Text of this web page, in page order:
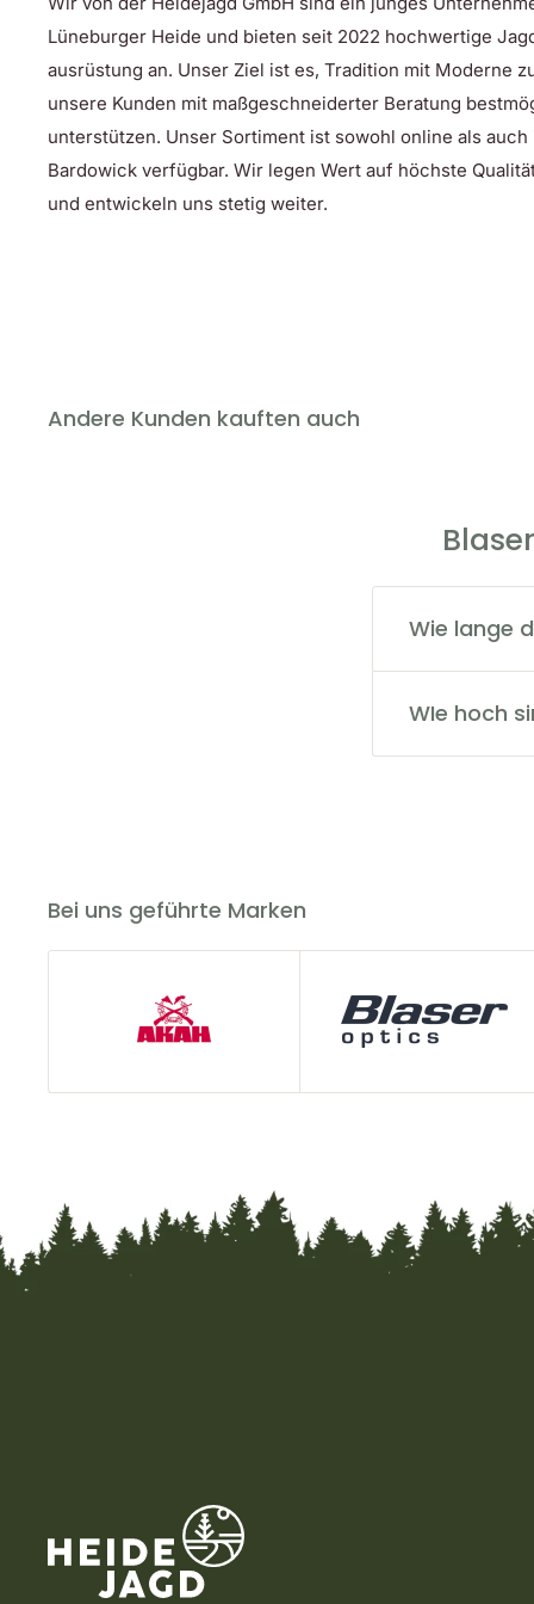
Lüneburger Heide und bieten seit 2022 hochwertige
ausrüstung an. Unser Ziel ist es, Tradition mit Moderne
unsere Kunden mit maßgeschneiderter Beratung
unterstützen. Unser Sortiment ist sowohl online als
Bardowick verfügbar. Wir legen Wert auf höchste
und entwickeln uns stetig weiter.
Andere Kunden kauften auch
Wie lange
Der Versand
über die
WIe hoch
Die
Bei uns geführte Marken